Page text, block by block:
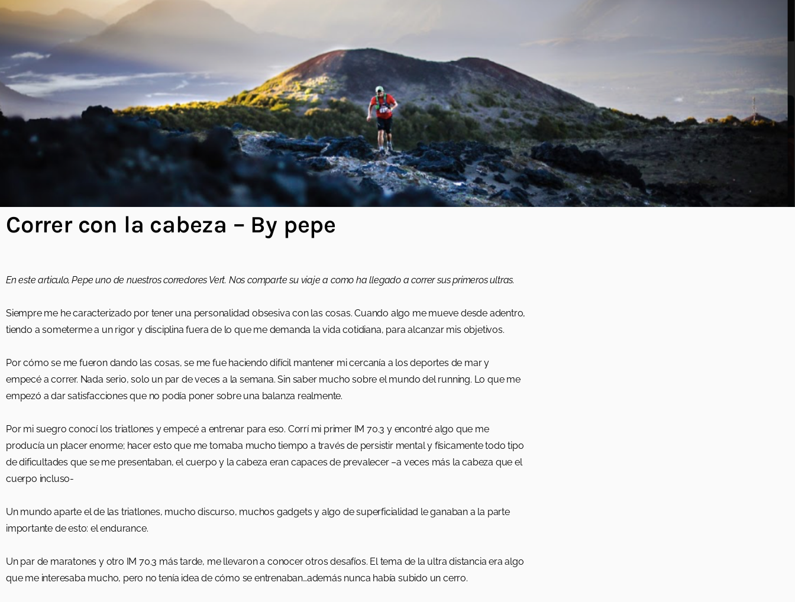
Correr con la cabeza – By pepe
En este articulo, Pepe uno de nuestros corredores Vert. Nos comparte su viaje a como ha llegado a correr sus primeros ultras.
Siempre me he caracterizado por tener una personalidad obsesiva con las cosas. Cuando algo me mueve desde adentro,
tiendo a someterme a un rigor y disciplina fuera de lo que me demanda la vida cotidiana, para alcanzar mis objetivos.
Por cómo se me fueron dando las cosas, se me fue haciendo difícil mantener mi cercanía a los deportes de mar y
empecé a correr. Nada serio, solo un par de veces a la semana. Sin saber mucho sobre el mundo del running. Lo que me
empezó a dar satisfacciones que no podía poner sobre una balanza realmente.
Por mi suegro conocí los triatlones y empecé a entrenar para eso. Corrí mi primer IM 70.3 y encontré algo que me
producía un placer enorme; hacer esto que me tomaba mucho tiempo a través de persistir mental y físicamente todo tipo
de dificultades que se me presentaban, el cuerpo y la cabeza eran capaces de prevalecer –a veces más la cabeza que el
cuerpo incluso-
Un mundo aparte el de las triatlones, mucho discurso, muchos gadgets y algo de superficialidad le ganaban a la parte
importante de esto: el endurance.
Un par de maratones y otro IM 70.3 más tarde, me llevaron a conocer otros desafíos. El tema de la ultra distancia era algo
que me interesaba mucho, pero no tenía idea de cómo se entrenaban…además nunca había subido un cerro.